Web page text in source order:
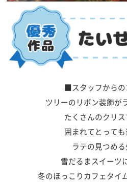
■スタッフから
ツリーのリボン装飾が
たくさんのクリス
囲まれてとって
ラテの見つめ
雪だるまスイーツ
冬のほっこりカフェタイ